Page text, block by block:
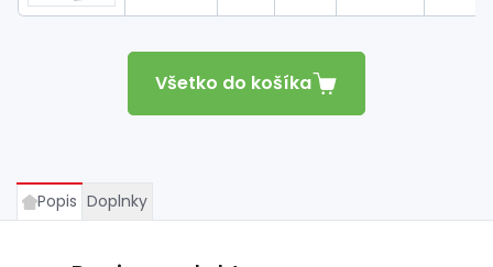
Všetko do košíka
Popis Doplnky